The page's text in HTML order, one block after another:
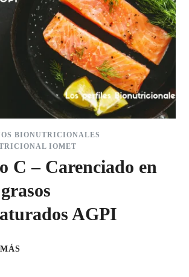
BIONUTRICIONALES
IOMET
C – Carenciado en
AGPI